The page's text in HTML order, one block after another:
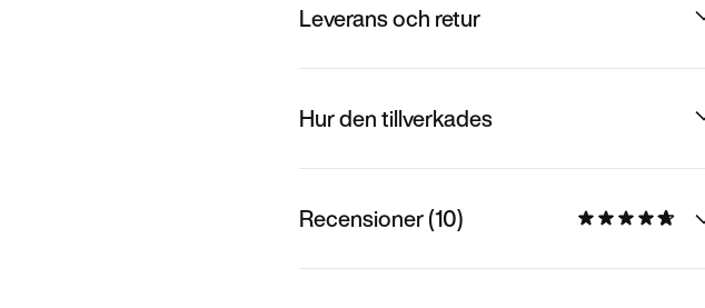
Leverans och retur
Hur den tillverkades
Recensioner (10)